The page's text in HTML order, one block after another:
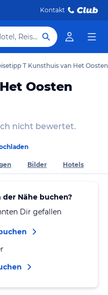
Kontakt
Hotel, Reiseziel
T Kunsthuis van Het Oosten
Oosten
nicht bewertet.
Bilder Hotels
Nähe buchen?
Dir gefallen